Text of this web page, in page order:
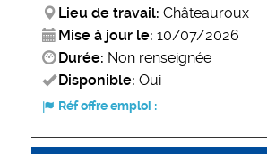
Lieu de travail: Châteauroux
Mise à jour le: 10/07/2026
Durée: Non renseignée
Disponible: Oui
Réf offre emploi :